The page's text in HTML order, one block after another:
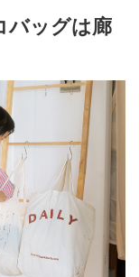
バッグは廊